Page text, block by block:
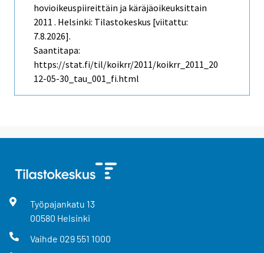
hovioikeuspiireittäin ja käräjäoikeuksittain
2011 . Helsinki: Tilastokeskus [viitattu:
7.8.2026].
Saantitapa:
https://stat.fi/til/koikrr/2011/koikrr_2011_20
12-05-30_tau_001_fi.html
Työpajankatu 13
00580 Helsinki
Vaihde 029 551 1000